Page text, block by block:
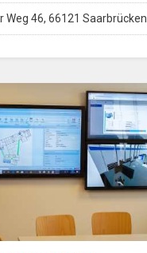
Weg 46, 66121 Saarbrücken